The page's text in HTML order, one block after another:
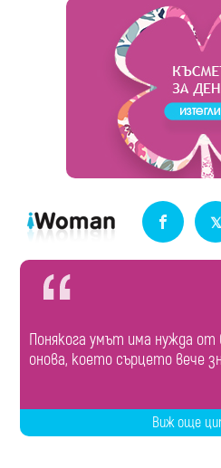
Понякога умът има нужда от
онова, което сърцето вече
Виж още